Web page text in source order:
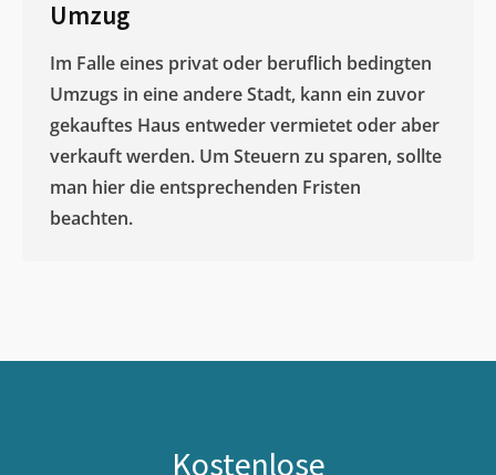
Umzug
Im Falle eines privat oder beruflich bedingten
Umzugs in eine andere Stadt, kann ein zuvor
gekauftes Haus entweder vermietet oder aber
verkauft werden. Um Steuern zu sparen, sollte
man hier die entsprechenden Fristen
beachten.
Kostenlose